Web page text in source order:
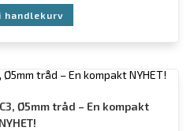
handlekurv
Ø5mm tråd – En kompakt
NYHET!